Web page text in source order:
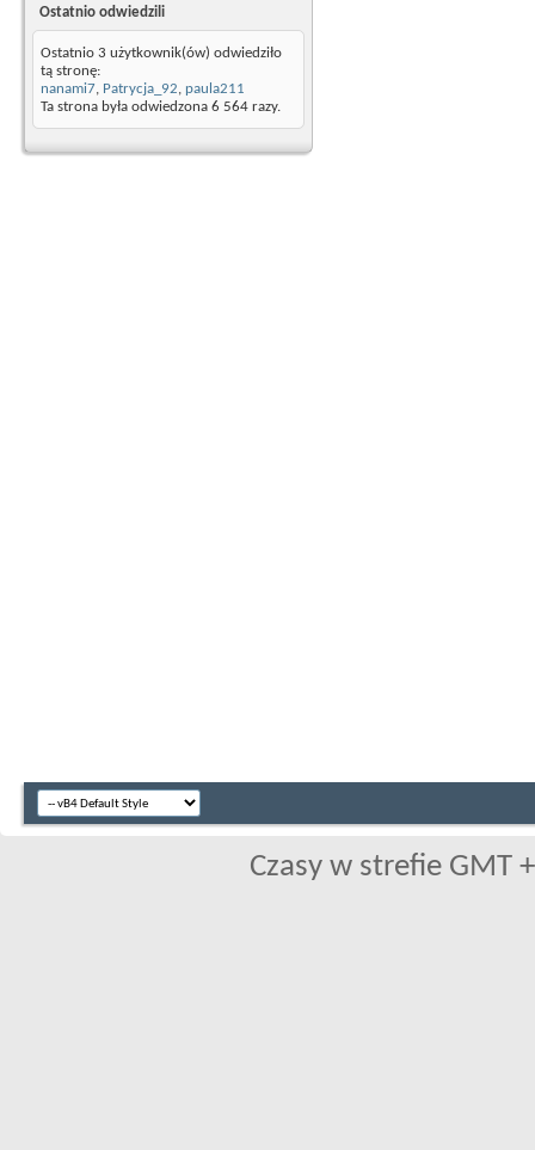
Ostatnio odwiedzili
Ostatnio 3 użytkownik(ów) odwiedziło
tą stronę:
nanami7, Patrycja_92, paula211
Ta strona była odwiedzona 6 564 razy.
Czasy w strefie GMT